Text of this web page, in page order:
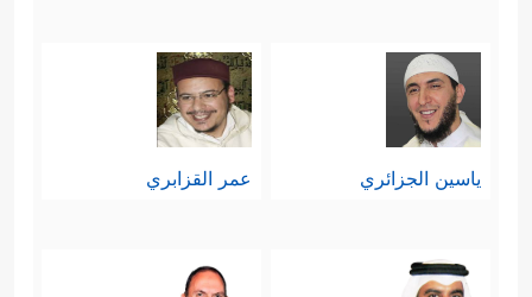
ياسين الجزائري عمر القزابري